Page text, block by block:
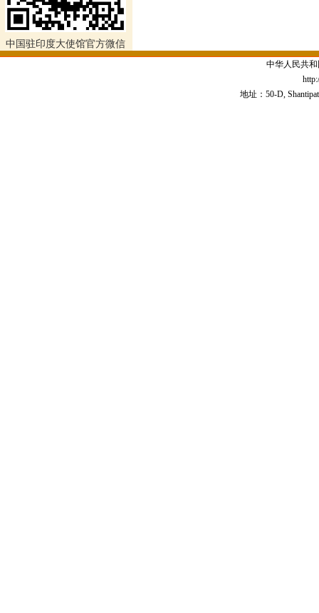
中国驻印度大使馆官方微信
中华人民共
地址：50-D,